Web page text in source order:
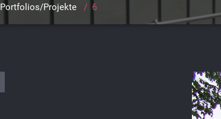
Portfolios/Projekte / 6